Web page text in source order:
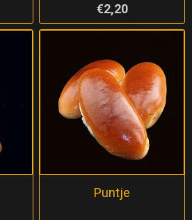
€2,20
Puntje